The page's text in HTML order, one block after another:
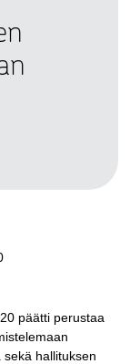
päätti perustaa
hallituksen